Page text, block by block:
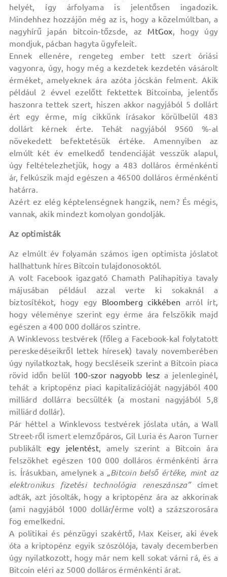
helyét, így árfolyama is jelentősen ingadozik.
Mindehhez hozzájön még az is, hogy a közelmúltban, a
nagyhírű japán bitcoin-tőzsde, az MtGox, hogy úgy
mondjuk, pácban hagyta ügyfeleit.
Ennek ellenére, rengeteg ember tett szert óriási
vagyonra, úgy, hogy még a kezdetek kezdetén vásárolt
érméket, amelyeknek ára azóta jócskán felment. Akik
például 2 évvel ezelőtt fektettek Bitcoinba, jelentős
haszonra tettek szert, hiszen akkor nagyjából 5 dollárt
ért egy érme, míg cikkünk írásakor körülbelül 483
dollárt kérnek érte. Tehát nagyjából 9560 %-al
növekedett befektetésük értéke. Amennyiben az
elmúlt két év emelkedő tendenciáját vesszük alapul,
úgy feltételezhetjük, hogy a 483 dolláros érménkénti
ár, felkúszik majd egészen a 46500 dolláros érménkénti
határra.
Azért ez elég képtelenségnek hangzik, nem? És mégis,
vannak, akik mindezt komolyan gondolják.
Az optimisták
Az elmúlt év folyamán számos igen optimista jóslatot
hallhattunk híres Bitcoin tulajdonosoktól.
A volt Facebook igazgató Chamath Palihapitiya tavaly
májusában például azzal verte ki sokaknál a
biztosítékot, hogy egy Bloomberg cikkében arról írt,
hogy véleménye szerint egy érme ára felszökik majd
egészen a 400 000 dolláros szintre.
A Winklevoss testvérek (főleg a Facebook-kal folytatott
pereskedéseikről lettek híresek) tavaly novemberében
úgy nyilatkoztak, hogy becsléseik szerint a Bitcoin piaca
rövid időn belül 100-szor nagyobb lesz a jelenleginél,
tehát a kriptopénz piaci kapitalizációját nagyjából 400
milliárd dollárra becsülték (a mostani nagyjából 5,8
milliárd dollár).
Pár héttel a Winklevoss testvérek jóslata után, a Wall
Street-ről ismert elemzőpáros, Gil Luria és Aaron Turner
publikált egy jelentést, amely szerint a Bitcoin ára
felszökhet egészen 100 000 dolláros érménkénti árra
is. Írásukban, amelynek a „Bitcoin belső értéke, mint az
elektronikus fizetési technológia reneszánsza” címet
adták, azt jósolták, hogy a kriptopénz ára az akkorinak
(ami nagyjából 1000 dollár/érme volt) a százszorosára
fog emelkedni.
A politikai és pénzügyi szakértő, Max Keiser, aki évek
óta a kriptopénz egyik szószólója, tavaly decemberben
úgy nyilatkozott, hogy már nem kell sokat várni rá, és a
Bitcoin eléri az 5000 dolláros érménkénti árat.